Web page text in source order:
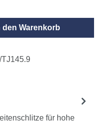
gewünschten
den Warenkorb
für hohe